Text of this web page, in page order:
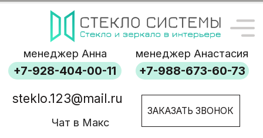
ЗАКАЗАТЬ ЗВОНОК
+7-988-673-60-73
+7-928-404-00-11
steklo.123@mail.ru
менеджер Анна менеджер Анастасия